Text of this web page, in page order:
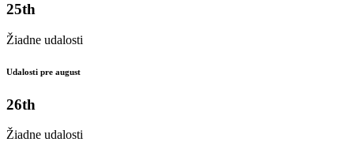
25th
Žiadne udalosti
Udalosti pre august
26th
Žiadne udalosti